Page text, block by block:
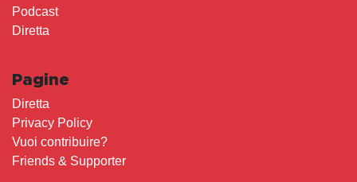
Podcast
Diretta
Pagine
Diretta
Privacy Policy
Vuoi contribuire?
Friends & Supporter